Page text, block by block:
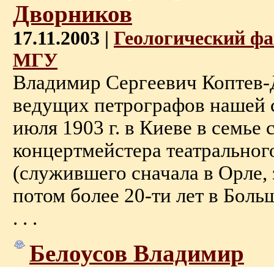
Дворников
17.11.2003 | Геологический
МГУ
Владимир Сергеевич
ведущих петрографов нашей
июля 1903 г. в Киеве в семье
концертмейстера
(служившего сначала в Орле,
потом более 20-ти лет в
. . .
Белоусов Владимир